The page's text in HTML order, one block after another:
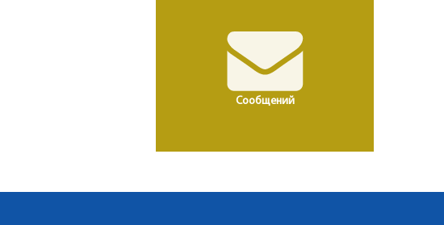
Сообщений